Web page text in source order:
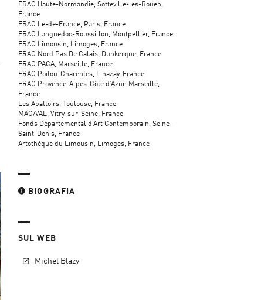
FRAC Haute-Normandie, Sotteville-lès-Rouen,
France
FRAC Ile-de-France, Paris, France
FRAC Languedoc-Roussillon, Montpellier, France
FRAC Limousin, Limoges, France
FRAC Nord Pas De Calais, Dunkerque, France
FRAC PACA, Marseille, France
FRAC Poitou-Charentes, Linazay, France
FRAC Provence-Alpes-Côte d’Azur, Marseille,
France
Les Abattoirs, Toulouse, France
MAC/VAL, Vitry-sur-Seine, France
Fonds Départemental d’Art Contemporain, Seine-
Saint-Denis, France
Artothèque du Limousin, Limoges, France
BIOGRAFIA
SUL WEB
Michel Blazy